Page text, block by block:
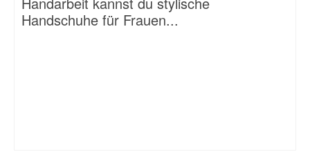
Handschuhe für Frauen...